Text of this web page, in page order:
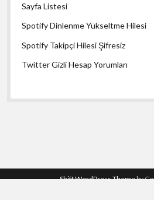
Sayfa Listesi
Spotify Dinlenme Yükseltme Hilesi
Spotify Takipçi Hilesi Şifresiz
Twitter Gizli Hesap Yorumları
Shift WordPress Themeby